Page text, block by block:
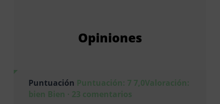
Opiniones
Puntuación Puntuación: 7 7,0Valoración:
bien Bien · 23 comentarios